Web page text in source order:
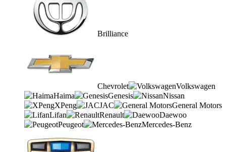
Brilliance
Chevrolet
Volkswagen
Haima
Genesis
Nissan
XPeng
JAC
General Motors
Lifan
Renault
Daewoo
Peugeot
Mercedes-Benz